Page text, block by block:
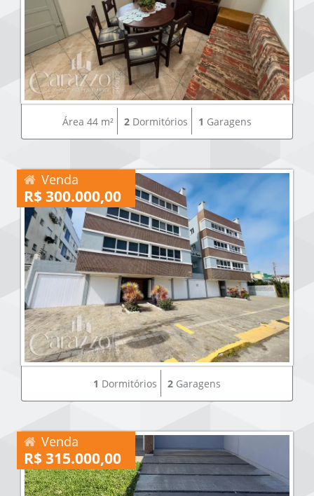
Área 44 m² 2 Dormitórios 1 Garagens
Venda
R$ 300.000,00
1 Dormitórios 2 Garagens
Venda
R$ 315.000,00